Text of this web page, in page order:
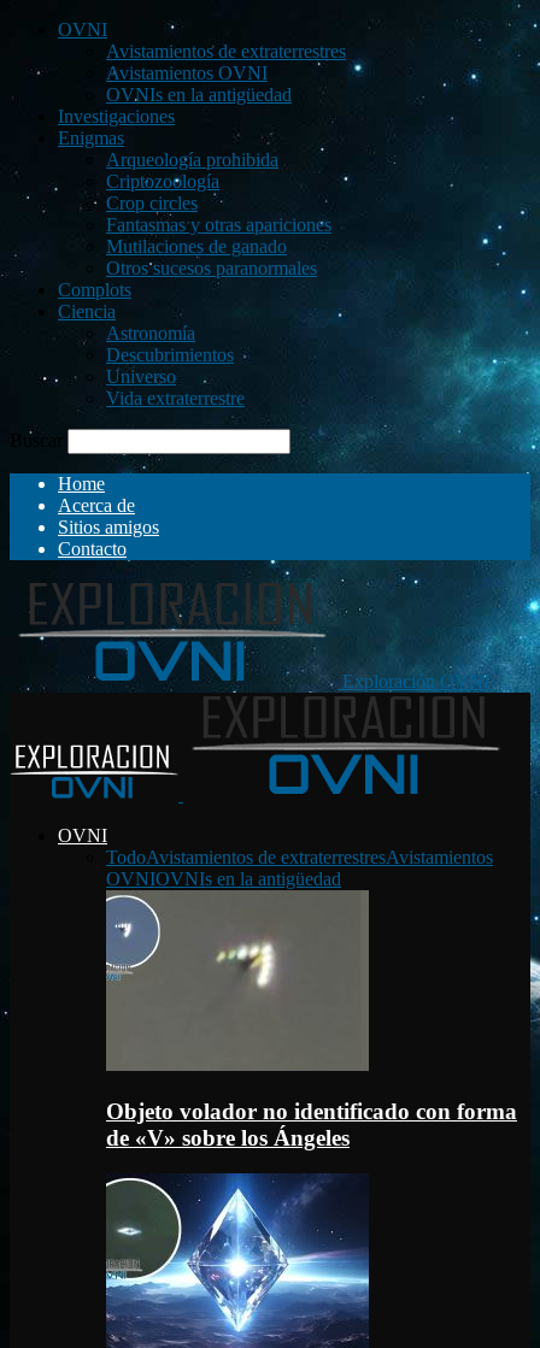
OVNI
Avistamientos de extraterrestres
Avistamientos OVNI
OVNIs en la antigüedad
Investigaciones
Enigmas
Arqueología prohibida
Criptozoología
Crop circles
Fantasmas y otras apariciones
Mutilaciones de ganado
Otros sucesos paranormales
Complots
Ciencia
Astronomía
Descubrimientos
Universo
Vida extraterrestre
Buscar
Home
Acerca de
Sitios amigos
Contacto
Exploración OVNI
OVNI
TodoAvistamientos de extraterrestresAvistamientos
OVNIOVNIs en la antigüedad
Objeto volador no identificado con forma
de «V» sobre los Ángeles